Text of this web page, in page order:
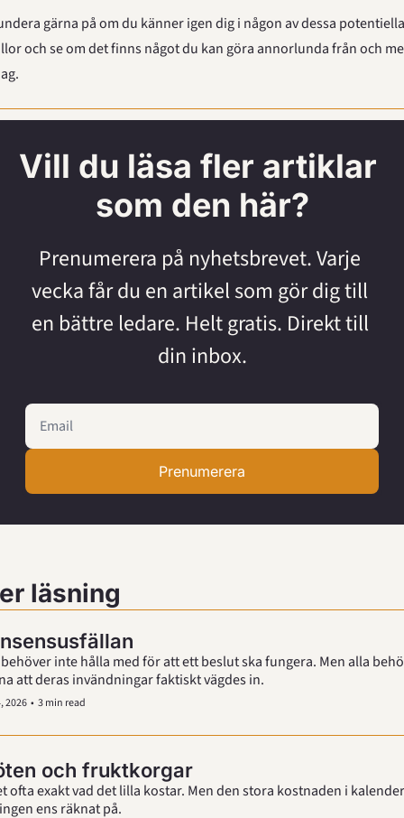
gärna på om du känner igen dig i någon av dessa potentiella
och se om det finns något du kan göra annorlunda från och
Vill du läsa fler artiklar
som den här?
Prenumerera på nyhetsbrevet. Varje
vecka får du en artikel som gör dig till
en bättre ledare. Helt gratis. Direkt till
din inbox.
Prenumerera
läsning
inte hålla med för att ett beslut ska fungera. Men alla
att deras invändningar faktiskt vägdes in.
2026 • 3 min read
och fruktkorgar
ofta exakt vad det lilla kostar. Men den stora kostnaden i